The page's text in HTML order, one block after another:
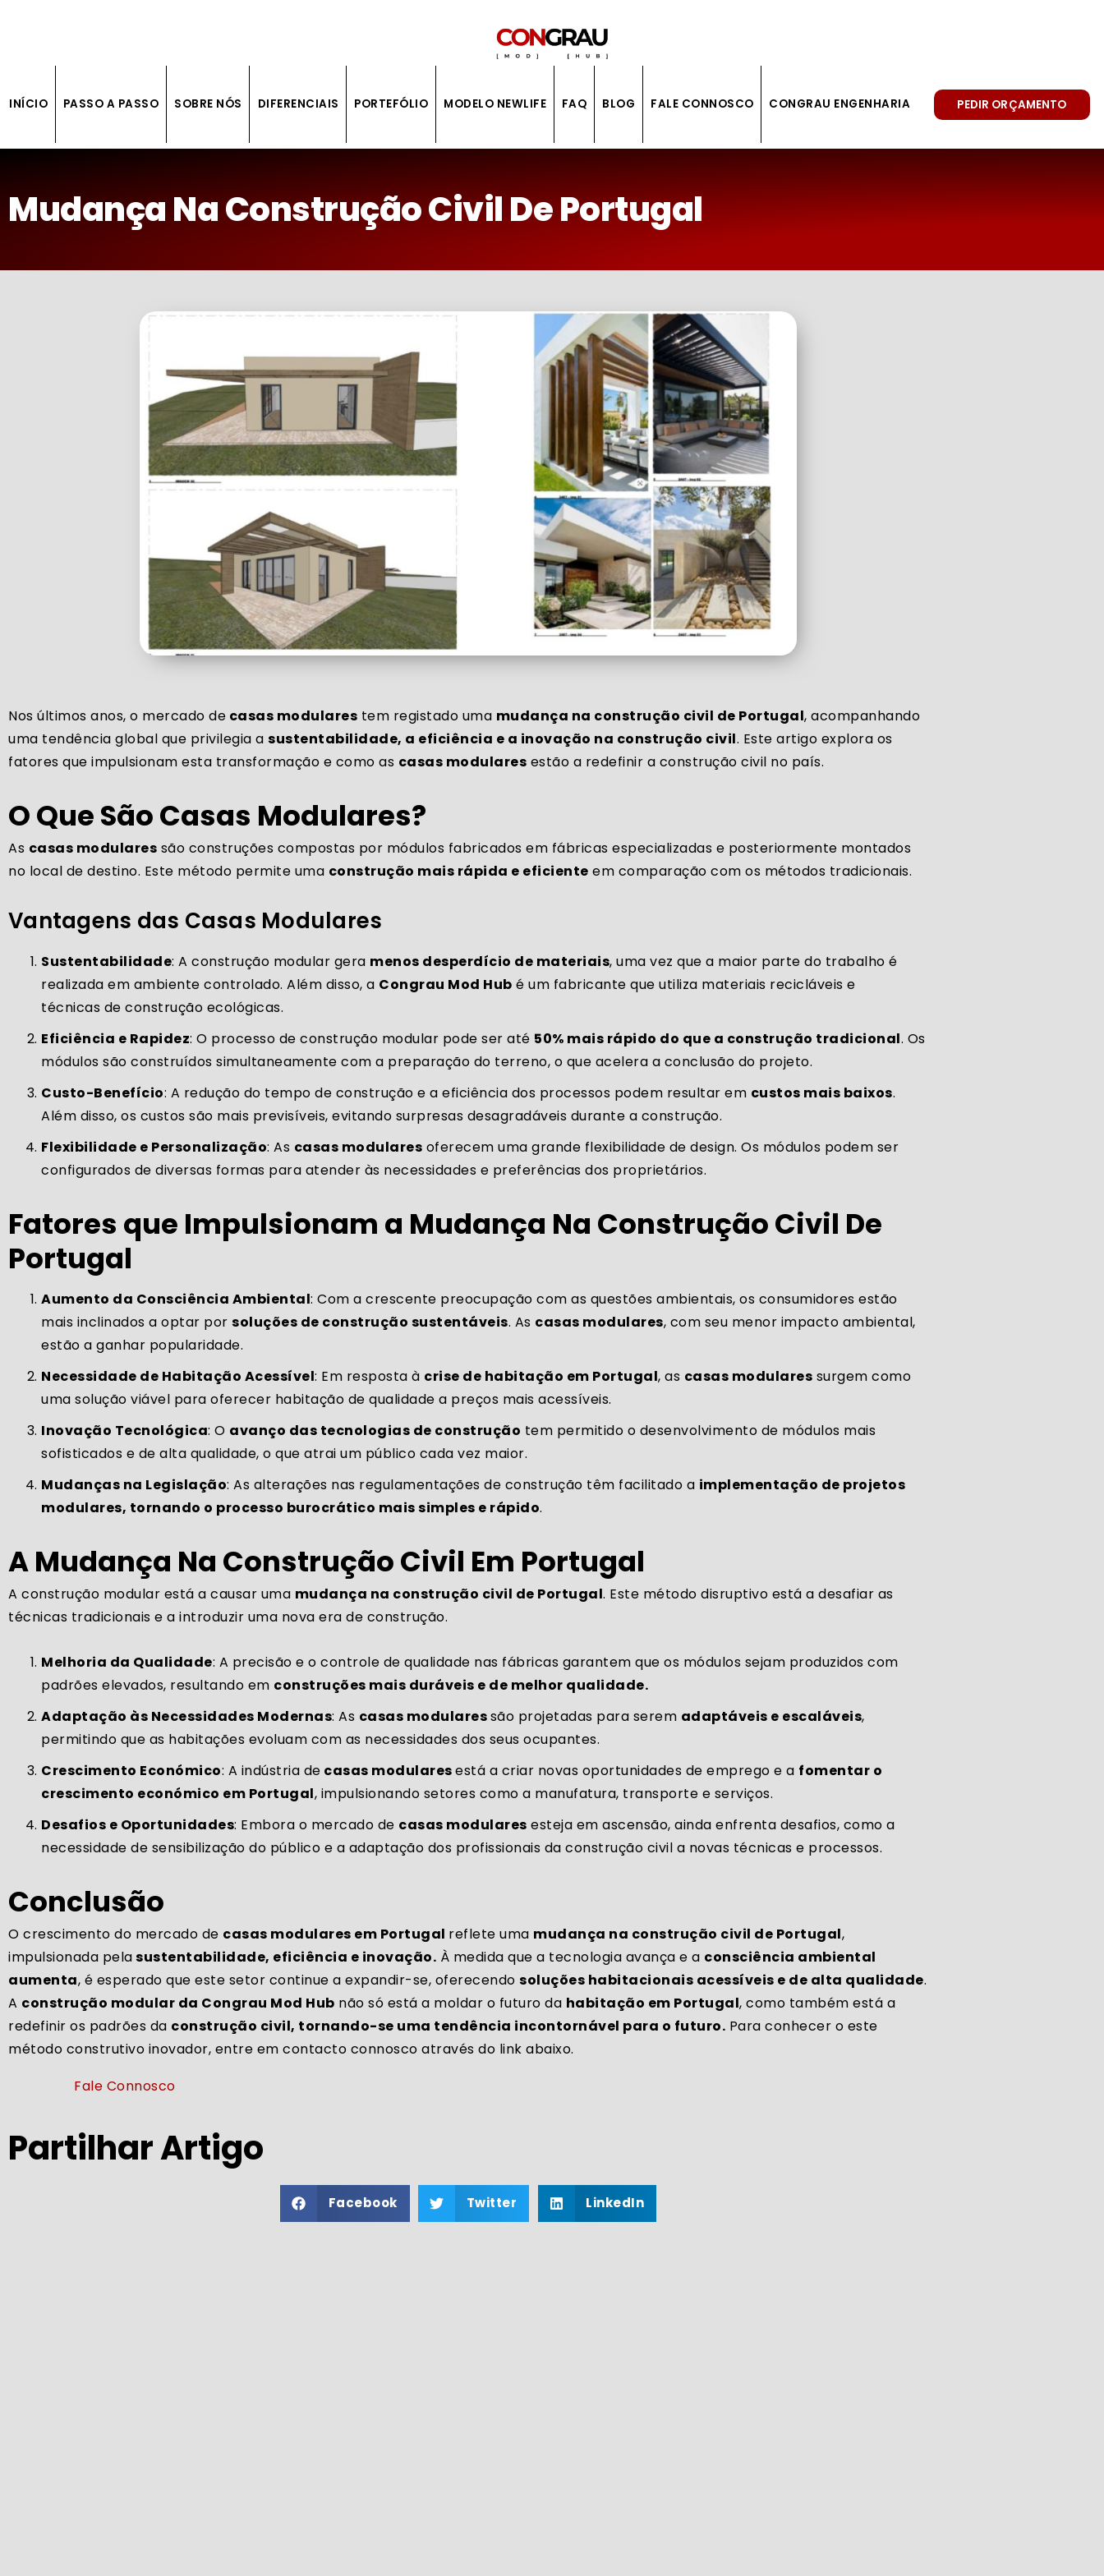
INÍCIO PASSO A PASSO SOBRE NÓS DIFERENCIAIS PORTEFÓLIO MODELO NEWLIFE FAQ BLOG FALE CONNOSCO CONGRAU ENGENHARIA PEDIR ORÇAMENTO
Mudança Na Construção Civil De Portugal
Nos últimos anos, o mercado de casas modulares tem registado uma mudança na construção civil de Portugal, acompanhando
uma tendência global que privilegia a sustentabilidade, a eficiência e a inovação na construção civil. Este artigo explora os
fatores que impulsionam esta transformação e como as casas modulares estão a redefinir a construção civil no país.
O Que São Casas Modulares?
As casas modulares são construções compostas por módulos fabricados em fábricas especializadas e posteriormente montados
no local de destino. Este método permite uma construção mais rápida e eficiente em comparação com os métodos tradicionais.
Vantagens das Casas Modulares
Sustentabilidade: A construção modular gera menos desperdício de materiais, uma vez que a maior parte do trabalho é
realizada em ambiente controlado. Além disso, a Congrau Mod Hub é um fabricante que utiliza materiais recicláveis e
técnicas de construção ecológicas.
Eficiência e Rapidez: O processo de construção modular pode ser até 50% mais rápido do que a construção tradicional. Os
módulos são construídos simultaneamente com a preparação do terreno, o que acelera a conclusão do projeto.
Custo-Benefício: A redução do tempo de construção e a eficiência dos processos podem resultar em custos mais baixos.
Além disso, os custos são mais previsíveis, evitando surpresas desagradáveis durante a construção.
Flexibilidade e Personalização: As casas modulares oferecem uma grande flexibilidade de design. Os módulos podem ser
configurados de diversas formas para atender às necessidades e preferências dos proprietários.
Fatores que Impulsionam a Mudança Na Construção Civil De
Portugal
Aumento da Consciência Ambiental: Com a crescente preocupação com as questões ambientais, os consumidores estão
mais inclinados a optar por soluções de construção sustentáveis. As casas modulares, com seu menor impacto ambiental,
estão a ganhar popularidade.
Necessidade de Habitação Acessível: Em resposta à crise de habitação em Portugal, as casas modulares surgem como
uma solução viável para oferecer habitação de qualidade a preços mais acessíveis.
Inovação Tecnológica: O avanço das tecnologias de construção tem permitido o desenvolvimento de módulos mais
sofisticados e de alta qualidade, o que atrai um público cada vez maior.
Mudanças na Legislação: As alterações nas regulamentações de construção têm facilitado a implementação de projetos
modulares, tornando o processo burocrático mais simples e rápido.
A Mudança Na Construção Civil Em Portugal
A construção modular está a causar uma mudança na construção civil de Portugal. Este método disruptivo está a desafiar as
técnicas tradicionais e a introduzir uma nova era de construção.
Melhoria da Qualidade: A precisão e o controle de qualidade nas fábricas garantem que os módulos sejam produzidos com
padrões elevados, resultando em construções mais duráveis e de melhor qualidade.
Adaptação às Necessidades Modernas: As casas modularessão projetadas para serem adaptáveis e escaláveis,
permitindo que as habitações evoluam com as necessidades dos seus ocupantes.
Crescimento Económico: A indústria de casas modularesestá a criar novas oportunidades de emprego e a fomentar o
crescimento económico em Portugal, impulsionando setores como a manufatura, transporte e serviços.
Desafios e Oportunidades: Embora o mercado de casas modulares esteja em ascensão, ainda enfrenta desafios, como a
necessidade de sensibilização do público e a adaptação dos profissionais da construção civil a novas técnicas e processos.
Conclusão
O crescimento do mercado de casas modulares em Portugal reflete uma mudança na construção civil de Portugal,
impulsionada pelasustentabilidade, eficiência e inovação. À medida que a tecnologia avança e a consciência ambiental
aumenta, é esperado que este setor continue a expandir-se, oferecendo soluções habitacionais acessíveis e de alta qualidade.
A construção modular da Congrau Mod Hub não só está a moldar o futuro da habitação em Portugal, como também está a
redefinir os padrões da construção civil, tornando-se uma tendência incontornável para o futuro. Para conhecer o este
método construtivo inovador, entre em contacto connosco através do link abaixo.
Fale Connosco
Partilhar Artigo
Facebook Twitter LinkedIn